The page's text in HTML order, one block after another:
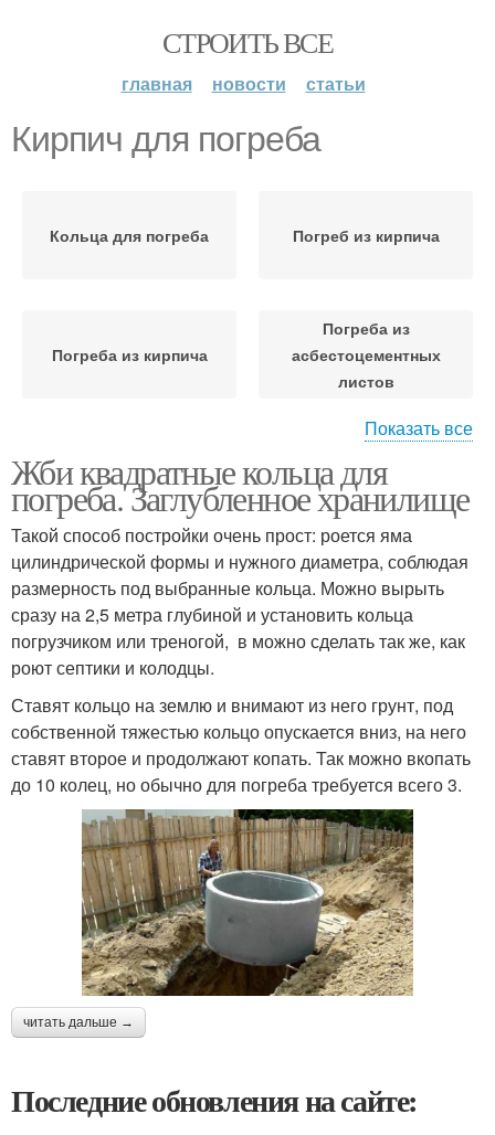
СТРОИТЬ ВСЕ
главная новости статьи
Кирпич для погреба
Кольца для погреба Погреб из кирпича
Погреба из кирпича
Погреба из
асбестоцементных
листов
Погреб из жб
Показать все
Жби квадратные кольца для
погреба. Заглубленное хранилище
Такой способ постройки очень прост: роется яма
цилиндрической формы и нужного диаметра, соблюдая
размерность под выбранные кольца. Можно вырыть
сразу на 2,5 метра глубиной и установить кольца
погрузчиком или треногой, в можно сделать так же, как
роют септики и колодцы.
Ставят кольцо на землю и внимают из него грунт, под
собственной тяжестью кольцо опускается вниз, на него
ставят второе и продолжают копать. Так можно вкопать
до 10 колец, но обычно для погреба требуется всего 3.
читать дальше →
Последние обновления на сайте: